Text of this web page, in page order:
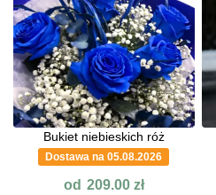
Bukiet niebieskich róż
Dostawa na 05.08.2026
od 209.00 zł